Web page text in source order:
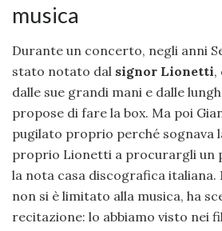
musica
Durante un concerto, negli anni
stato notato dal signor Lionetti,
dalle sue grandi mani e dalle
propose di fare la box. Ma poi
pugilato proprio perché sognava
proprio Lionetti a procurargli un
la nota casa discografica italiana.
non si è limitato alla musica, ha
recitazione: lo abbiamo visto nei